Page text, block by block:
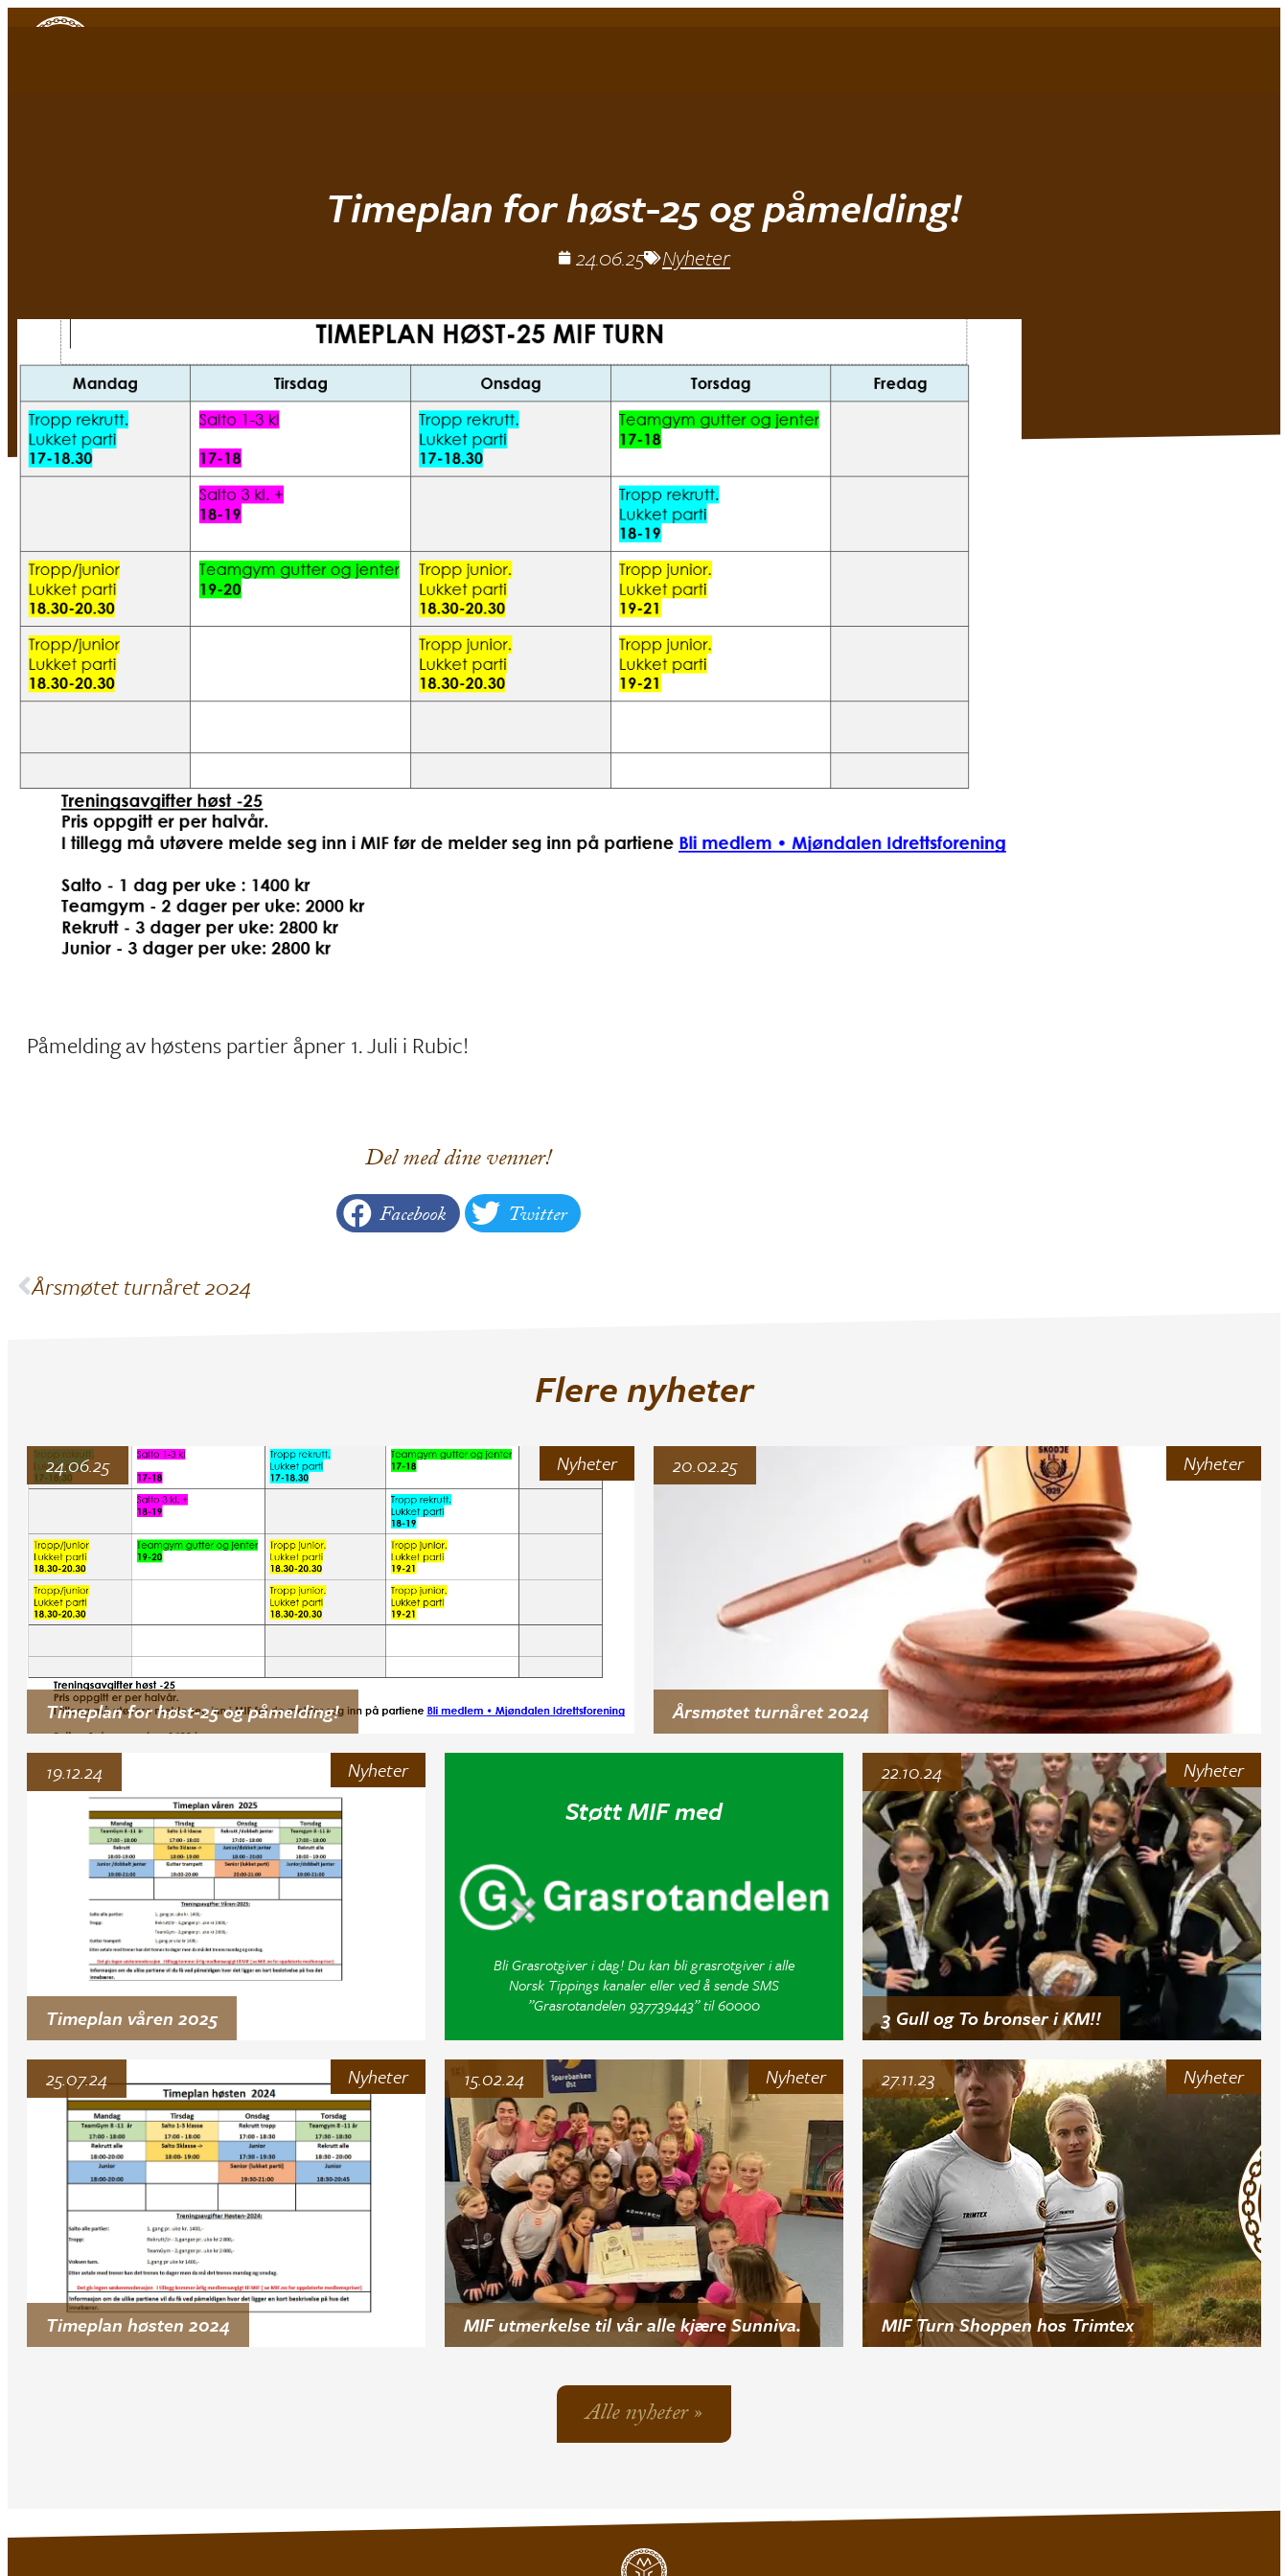
Timeplan for høst-25 og påmelding!
24.06.25 Nyheter
Påmelding av høstens partier åpner 1. Juli i Rubic!
Del med dine venner!
Facebook Twitter
Årsmøtet turnåret 2024
Flere nyheter
Nyheter
Timeplan for høst-25 og påmelding!
24.06.25 Nyheter
Årsmøtet turnåret 2024
20.02.25
Nyheter
Timeplan våren 2025
19.12.24
Støtt MIF med
Bli Grasrotgiver i dag! Du kan bli grasrotgiver i alle
Norsk Tippings kanaler eller ved å sende SMS
”Grasrotandelen 937739443” til 60000
Nyheter
3 Gull og To bronser i KM!!
22.10.24
Nyheter
Timeplan høsten 2024
25.07.24 Nyheter
MIF utmerkelse til vår alle kjære Sunniva.
15.02.24 Nyheter
MIF Turn Shoppen hos Trimtex
27.11.23
Alle nyheter »